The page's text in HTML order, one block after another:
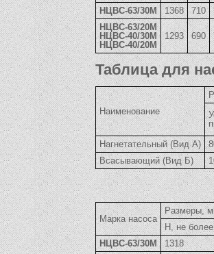
НЦВС-63/30М
1368 710
НЦВС-63/20М
НЦВС-40/30М
НЦВС-40/20М
1293 690
Таблица для
Наименование
Нагнетательный (Вид А)
Всасывающий (Вид Б)
Марка насоса
Размеры,
Н, не более
НЦВС-63/30М
1318